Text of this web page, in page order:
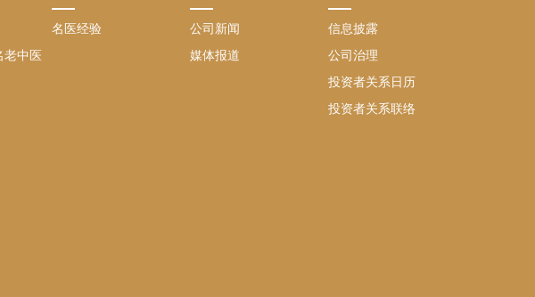
老中医
名医经验
公司新闻
媒体报道
信息披露
公司治理
投资者关系日历
投资者关系联络